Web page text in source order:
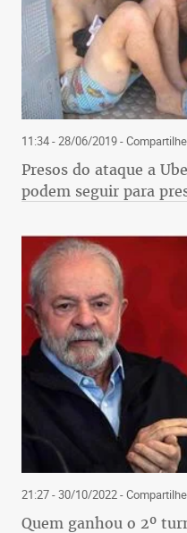
11:34 - 28/06/2019- Compartilhe
Presos do ataque a
podem seguir para
21:27 - 30/10/2022- Compartilhe
Quem ganhou o 2º